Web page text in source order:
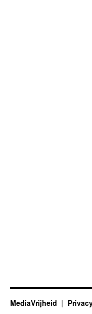
MediaVrijheid